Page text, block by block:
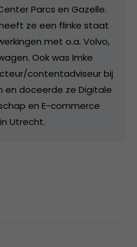
Parcs en Gazelle.
ze een flinke staat
met o.a. Volvo,
Ook was Imke
contentadviseur bij
en doceerde ze Digitale
en E-commerce
Utrecht.